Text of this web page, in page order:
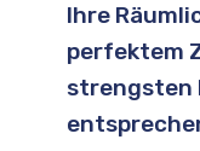
Ihre
perfektem
strengsten